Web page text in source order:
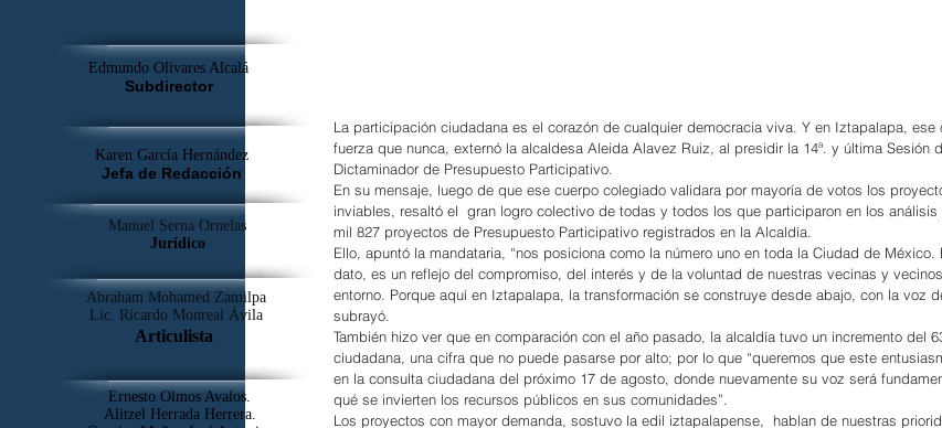
La participación ciudadana es el corazón de cualquier democracia viva. Y en Iztapalapa, ese
fuerza que nunca, externó la alcaldesa Aleida Alavez Ruiz, al presidir la 14ª. y última Sesión
Dictaminador de Presupuesto Participativo.
En su mensaje, luego de que ese cuerpo colegiado validara por mayoría de votos los
inviables, resaltó el  gran logro colectivo de todas y todos los que participaron en los
mil 827 proyectos de Presupuesto Participativo registrados en la Alcaldía.
Ello, apuntó la mandataria, “nos posiciona como la número uno en toda la Ciudad de México.
dato, es un reflejo del compromiso, del interés y de la voluntad de nuestras vecinas y
entorno. Porque aquí en Iztapalapa, la transformación se construye desde abajo, con la voz
subrayó.
También hizo ver que en comparación con el año pasado, la alcaldía tuvo un incremento del
ciudadana, una cifra que no puede pasarse por alto; por lo que “queremos que este
en la consulta ciudadana del próximo 17 de agosto, donde nuevamente su voz será
qué se invierten los recursos públicos en sus comunidades”.
Los proyectos con mayor demanda, sostuvo la edil iztapalapense,  hablan de nuestras
Edmundo Olivares Alcalá
Subdirector
Karen García Hernández
Jefa de Redacción
Manuel Serna Ornelas
Jurídico
Abraham Mohamed Zamilpa
Lic. Ricardo Monreal Ávila
Articulista
Ernesto Olmos Avalos.
Alitzel Herrada Herrera.